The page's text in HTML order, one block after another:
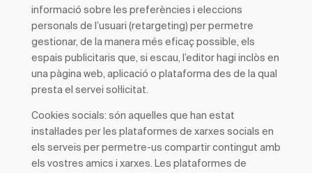
informació sobre les preferències i eleccions
personals de l’usuari (retargeting) per permetre
gestionar, de la manera més eficaç possible, els
espais publicitaris que, si escau, l’editor hagi inclòs en
una pàgina web, aplicació o plataforma des de la qual
presta el servei sol·licitat.
Cookies socials: són aquelles que han estat
instal·lades per les plataformes de xarxes socials en
els serveis per permetre-us compartir contingut amb
els vostres amics i xarxes. Les plataformes de